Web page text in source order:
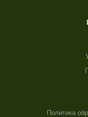
Политика